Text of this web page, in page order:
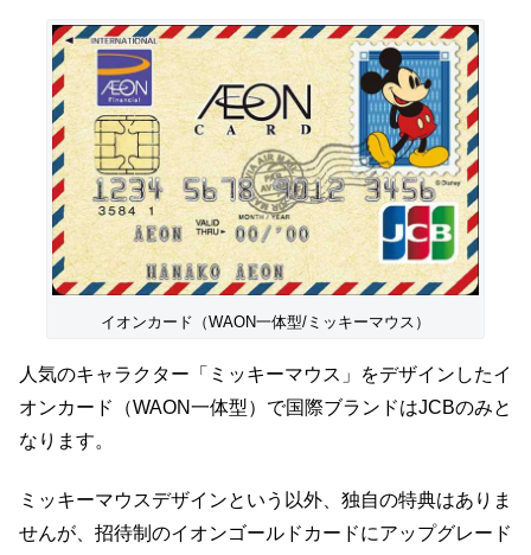
イオンカード（WAON一体型/ミッキーマウス）
人気のキャラクター「ミッキーマウス」をデザインしたイ
オンカード（WAON一体型）で国際ブランドはJCBのみと
なります。
ミッキーマウスデザインという以外、独自の特典はありま
せんが、招待制のイオンゴールドカードにアップグレード